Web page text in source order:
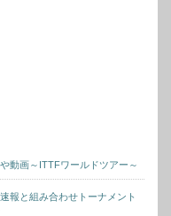
動画～ITTFワールドツアー～
報と組み合わせトーナメント